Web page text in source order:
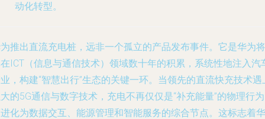
动化转型。
推出直流充电桩，远非一个孤立的产品发布事件。它是华为将
ICT（信息与通信技术）领域数十年的积累，系统性地注入汽
，构建“智慧出行”生态的关键一环。当领先的直流快充技术遇
的5G通信与数字技术，充电不再仅仅是“补充能量”的物理行
化为数据交互、能源管理和智能服务的综合节点。这标志着华